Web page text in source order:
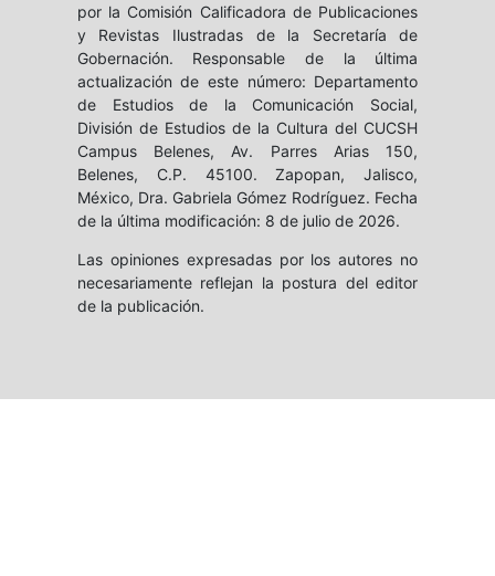
por la Comisión Calificadora de Publicaciones
y Revistas Ilustradas de la Secretaría de
Gobernación. Responsable de la última
actualización de este número: Departamento
de Estudios de la Comunicación Social,
División de Estudios de la Cultura del CUCSH
Campus Belenes, Av. Parres Arias 150,
Belenes, C.P. 45100. Zapopan, Jalisco,
México, Dra. Gabriela Gómez Rodríguez. Fecha
de la última modificación: 8 de julio de 2026.
Las opiniones expresadas por los autores no
necesariamente reflejan la postura del editor
de la publicación.